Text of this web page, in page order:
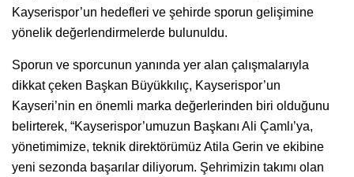
Kayserispor’un hedefleri ve şehirde sporun gelişimine
yönelik değerlendirmelerde bulunuldu.
Sporun ve sporcunun yanında yer alan çalışmalarıyla
dikkat çeken Başkan Büyükkılıç, Kayserispor’un
Kayseri’nin en önemli marka değerlerinden biri olduğunu
belirterek, “Kayserispor’umuzun Başkanı Ali Çamlı’ya,
yönetimimize, teknik direktörümüz Atila Gerin ve ekibine
yeni sezonda başarılar diliyorum. Şehrimizin takımı olan